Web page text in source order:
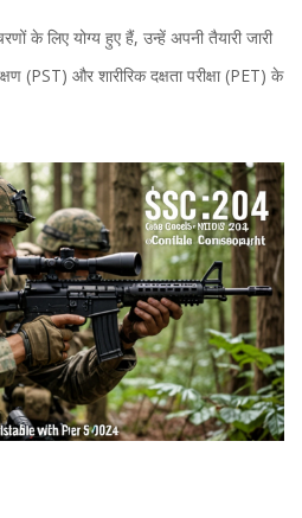
के लिए योग्य हुए हैं, उन्हें अपनी तैयारी जारी
(PST) और शारीरिक दक्षता परीक्षा (PET) के